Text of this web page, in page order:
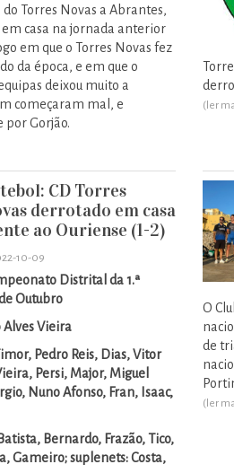
Torres Novas a Abrantes,
casa na jornada anterior
em que o Torres Novas fez
da época, e em que o
deixou muito a
começaram mal, e
Gorjão.
(ler
CD Torres
derrotado em casa
ao Ouriense (1-2)
10-09
Distrital da 1.ª
Outubro
Alves Vieira
Pedro Reis, Dias, Vitor
Persi, Major, Miguel
Nuno Afonso, Fran, Isaac,
Bernardo, Frazão, Tico,
Gameiro; suplenets: Costa,
O
de
(ler